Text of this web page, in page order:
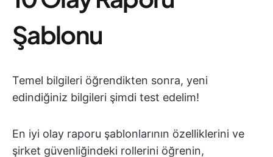
Şablonu
Temel bilgileri öğrendikten sonra, yeni
edindiğiniz bilgileri şimdi test edelim!
En iyi olay raporu şablonlarının özelliklerini ve
şirket güvenliğindeki rollerini öğrenin,